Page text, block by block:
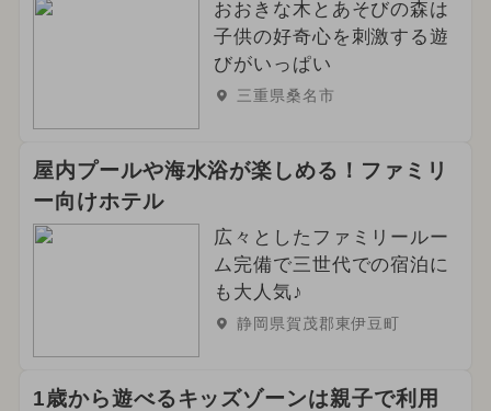
おおきな木とあそびの森は
子供の好奇心を刺激する遊
びがいっぱい
三重県桑名市
屋内プールや海水浴が楽しめる！ファミリ
ー向けホテル
広々としたファミリールー
ム完備で三世代での宿泊に
も大人気♪
静岡県賀茂郡東伊豆町
1歳から遊べるキッズゾーンは親子で利用